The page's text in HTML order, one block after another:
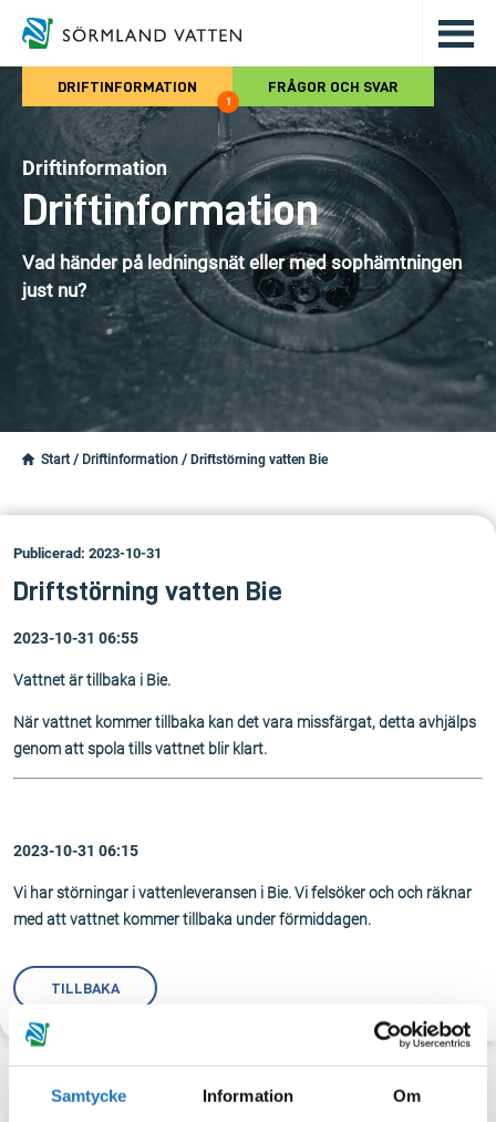
Samtycke Information Om
Hoppa till det huvudsakliga
DRIFTINFORMATION
1
FRÅGOR OCH SVAR
Driftinformation
Driftinformation
Vad händer på ledningsnät eller med sophämtningen
just nu?
Start / Driftinformation / Driftstörning vatten Bie
Publicerad: 2023-10-31
Driftstörning vatten Bie
2023-10-31 06:55
Vattnet är tillbaka i Bie.
När vattnet kommer tillbaka kan det vara missfärgat, detta avhjälps
genom att spola tills vattnet blir klart.
2023-10-31 06:15
Vi har störningar i vattenleveransen i Bie. Vi felsöker och och räknar
med att vattnet kommer tillbaka under förmiddagen.
TILLBAKA